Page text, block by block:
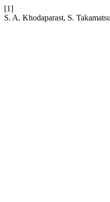
[1]
S. A. Khodaparast, S.